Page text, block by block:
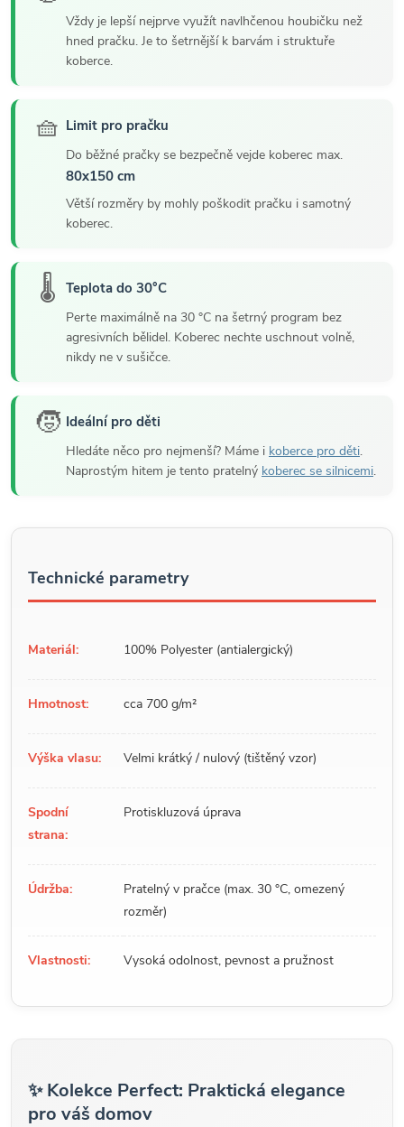
Vždy je lepší nejprve využít navlhčenou houbičku než
hned pračku. Je to šetrnější k barvám i struktuře
koberce.
🧺 Limit pro pračku
Do běžné pračky se bezpečně vejde koberec max.
80x150 cm
Větší rozměry by mohly poškodit pračku i samotný
koberec.
🌡️ Teplota do 30°C
Perte maximálně na 30 °C na šetrný program bez
agresivních bělidel. Koberec nechte uschnout volně,
nikdy ne v sušičce.
🧒 Ideální pro děti
Hledáte něco pro nejmenší? Máme i koberce pro děti.
Naprostým hitem je tento pratelný koberec se silnicemi.
Technické parametry
Materiál: 100% Polyester (antialergický)
Hmotnost: cca 700 g/m²
Výška vlasu: Velmi krátký / nulový (tištěný vzor)
Spodní
strana:
Protiskluzová úprava
Údržba:
Pratelný v pračce (max. 30 °C, omezený
rozměr)
Vlastnosti: Vysoká odolnost, pevnost a pružnost
✨ Kolekce Perfect: Praktická elegance
pro váš domov